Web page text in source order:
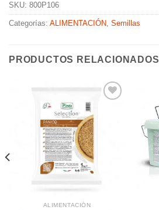
SKU: 800P106
Categorías: ALIMENTACIÓN, Semillas
PRODUCTOS RELACIONADOS
ALIMENTACIÓN